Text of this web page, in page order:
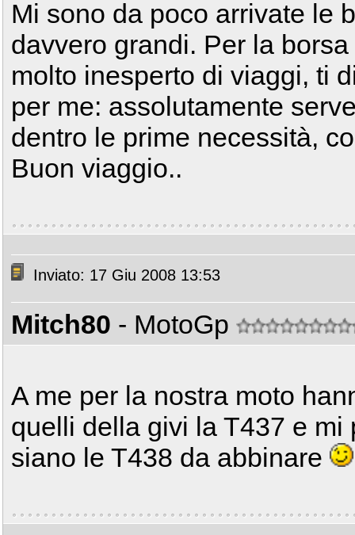
Mi sono da poco arrivate le
davvero grandi. Per la
molto inesperto di viaggi, ti
per me: assolutamente
dentro le prime necessità,
Buon viaggio..
Inviato: 17 Giu 2008 13:53
Mitch80 - MotoGp
A me per la nostra moto
quelli della givi la T437 e
siano le T438 da abbinare